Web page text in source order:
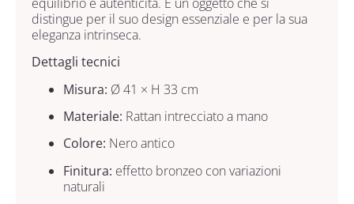
distingue per il suo design essenziale e per la sua
eleganza intrinseca.
Dettagli tecnici
Misura: Ø 41 × H 33 cm
Materiale: Rattan intrecciato a mano
Colore: Nero antico
Finitura: effetto bronzeo con variazioni
naturali